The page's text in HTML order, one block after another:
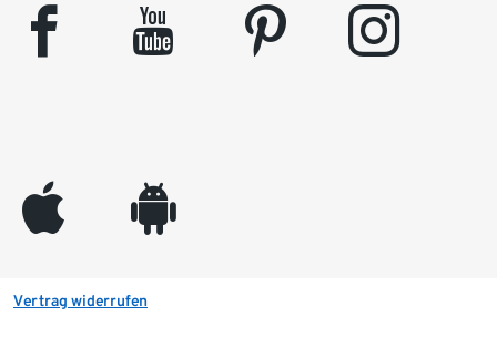
facebook youtube pinterest instagram
appleinc android
Vertrag widerrufen